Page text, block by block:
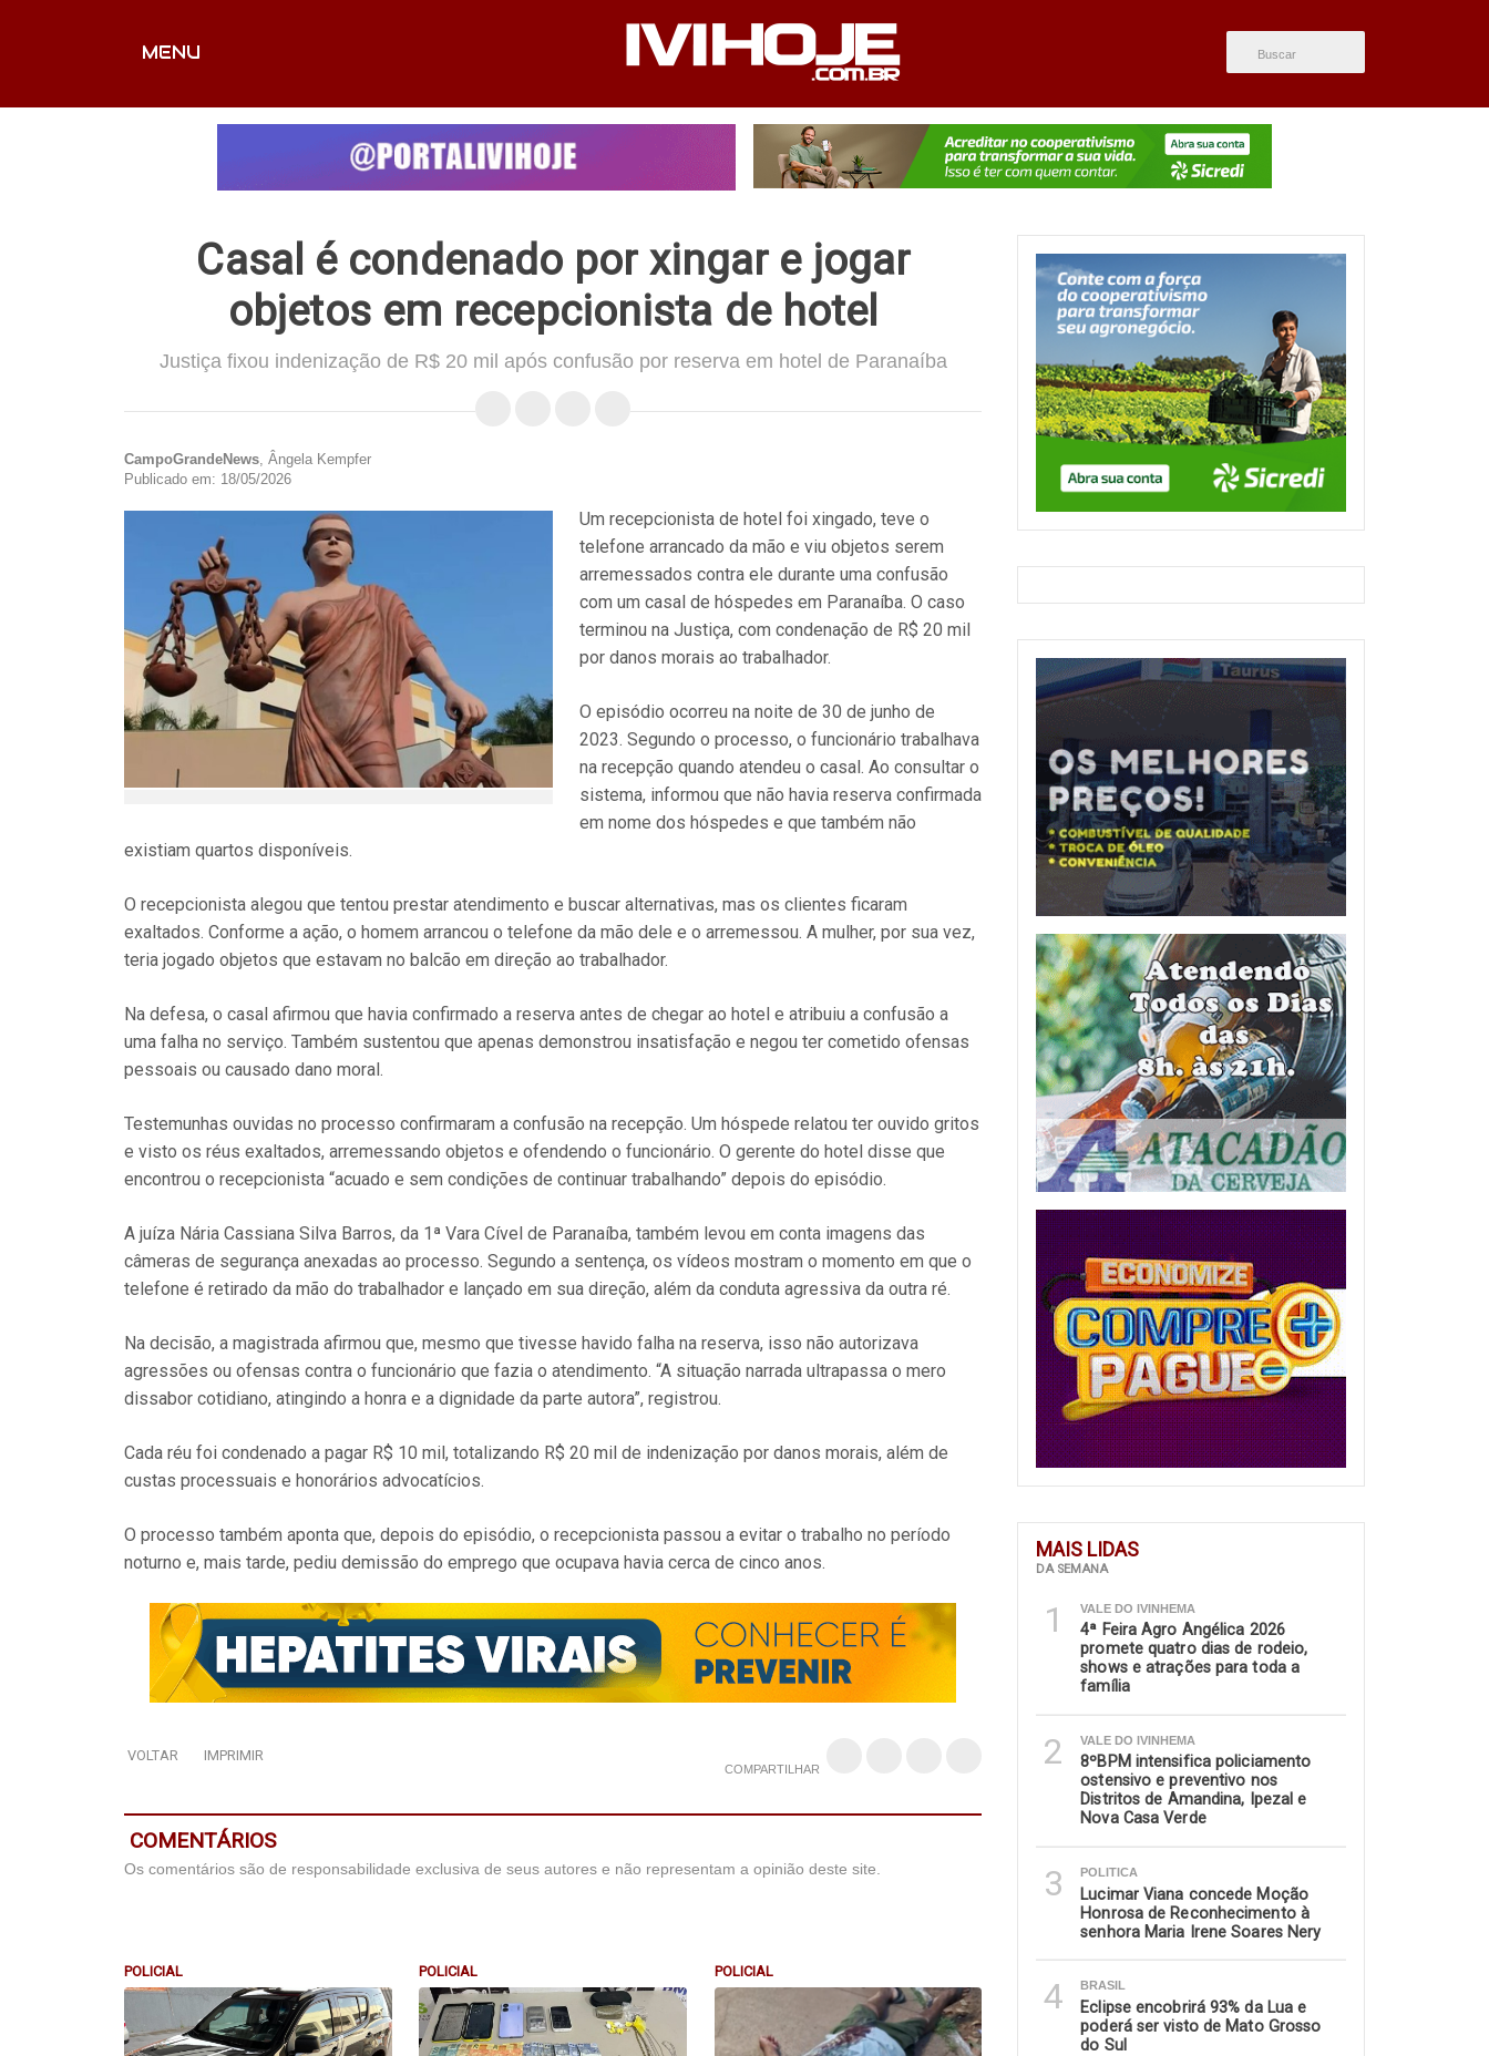
MENU
FALE CONOSCO
Casal é condenado por xingar e jogar
objetos em recepcionista de hotel
Justiça fixou indenização de R$ 20 mil após confusão por reserva em hotel de Paranaíba
MAIS LIDAS
DA SEMANA
1 VALE DO IVINHEMA
4ª Feira Agro Angélica 2026
promete quatro dias de rodeio,
shows e atrações para toda a
família
2 VALE DO IVINHEMA
8ºBPM intensifica policiamento
ostensivo e preventivo nos
Distritos de Amandina, Ipezal e
Nova Casa Verde
3 POLITICA
Lucimar Viana concede Moção
Honrosa de Reconhecimento à
senhora Maria Irene Soares Nery
4 BRASIL
Eclipse encobrirá 93% da Lua e
poderá ser visto de Mato Grosso
do Sul
CampoGrandeNews, Ângela Kempfer
Publicado em: 18/05/2026
Um recepcionista de hotel foi xingado, teve o
telefone arrancado da mão e viu objetos serem
arremessados contra ele durante uma confusão
com um casal de hóspedes em Paranaíba. O caso
terminou na Justiça, com condenação de R$ 20 mil
por danos morais ao trabalhador.
O episódio ocorreu na noite de 30 de junho de
2023. Segundo o processo, o funcionário trabalhava
na recepção quando atendeu o casal. Ao consultar o
sistema, informou que não havia reserva confirmada
em nome dos hóspedes e que também não
existiam quartos disponíveis.
O recepcionista alegou que tentou prestar atendimento e buscar alternativas, mas os clientes ficaram
exaltados. Conforme a ação, o homem arrancou o telefone da mão dele e o arremessou. A mulher, por sua vez,
teria jogado objetos que estavam no balcão em direção ao trabalhador.
Na defesa, o casal afirmou que havia confirmado a reserva antes de chegar ao hotel e atribuiu a confusão a
uma falha no serviço. Também sustentou que apenas demonstrou insatisfação e negou ter cometido ofensas
pessoais ou causado dano moral.
Testemunhas ouvidas no processo confirmaram a confusão na recepção. Um hóspede relatou ter ouvido gritos
e visto os réus exaltados, arremessando objetos e ofendendo o funcionário. O gerente do hotel disse que
encontrou o recepcionista “acuado e sem condições de continuar trabalhando” depois do episódio.
A juíza Nária Cassiana Silva Barros, da 1ª Vara Cível de Paranaíba, também levou em conta imagens das
câmeras de segurança anexadas ao processo. Segundo a sentença, os vídeos mostram o momento em que o
telefone é retirado da mão do trabalhador e lançado em sua direção, além da conduta agressiva da outra ré.
Na decisão, a magistrada afirmou que, mesmo que tivesse havido falha na reserva, isso não autorizava
agressões ou ofensas contra o funcionário que fazia o atendimento. “A situação narrada ultrapassa o mero
dissabor cotidiano, atingindo a honra e a dignidade da parte autora”, registrou.
Cada réu foi condenado a pagar R$ 10 mil, totalizando R$ 20 mil de indenização por danos morais, além de
custas processuais e honorários advocatícios.
O processo também aponta que, depois do episódio, o recepcionista passou a evitar o trabalho no período
noturno e, mais tarde, pediu demissão do emprego que ocupava havia cerca de cinco anos.
VOLTAR IMPRIMIR
COMPARTILHAR
COMENTÁRIOS
Os comentários são de responsabilidade exclusiva de seus autores e não representam a opinião deste site.
POLICIAL POLICIAL POLICIAL